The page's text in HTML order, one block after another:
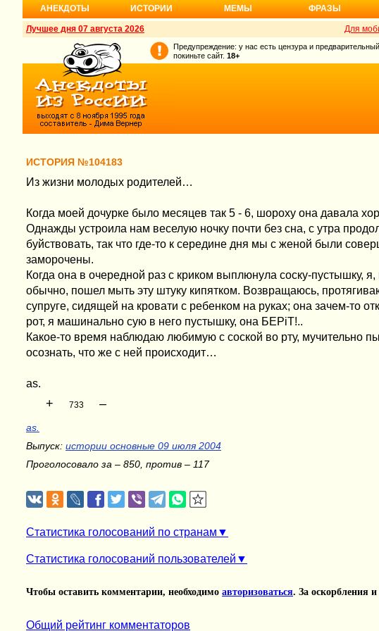
АНЕКДОТЫ ИСТОРИИ МЕМЫ ФРАЗЫ
Лучшее дня 07 августа 2026 Для
Предупреждение: у нас есть цензура и
покиньте сайт. 18+
ИСТОРИЯ №104183
Из жизни молодых родителей…
Когда моей дочурке было месяцев так 5 - 6, шороху она давала
Однажды устроила нам веселую ночку почти без сна, с утра
буйствовать, так что где-то к середине дня мы с женой были
заморочены.
Когда она в очередной раз с криком выплюнула соску-пустышку, я,
обычно, пошел мыть эту штуку кипятком. Возвращаюсь,
супруге, сидящей на кровати с ребенком на руках; она зачем-то
рот, я машинально сую в него пустышку, она БЕРіТ!..
Какое-то время наблюдаю любимую с соской во рту, мучительно
осознать, что же с ней происходит…
as.
+ 733 –
as.
Выпуск: истории основные 09 июля 2004
Проголосовало за – 850, против – 117
Статистика голосований по странам
Статистика голосований пользователей
Чтобы оставить комментарии, необходимо авторизоваться. За оскорбления
Общий рейтинг комментаторов